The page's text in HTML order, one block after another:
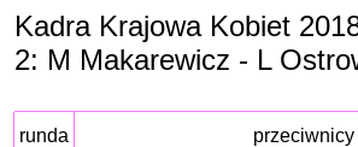
Kadra Krajowa Kobiet
2: M Makarewicz - L
runda przeciwnicy